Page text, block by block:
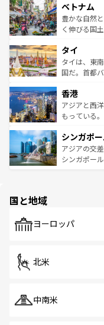
参照してほし
容にもいい
照してほし
き、地方に
できる。そ
まで、さま
リティに包
覧を参照し
ベトナム
豊かな自然
く伸びる国
急速な発展
ーチミン市
醸し出して
とつ。フォ
ひ現地で味
が旅行者を
参照してほし
タイ
タイは、東
国だ。首都
の活気が交
帯で自然と
いビーチで
激する。気
が待ってい
た文化、そ
香港
アジアと西
もっている
み、どこを
ており、効
うな絶景か
シンガポ
アジアの交
シンガポー
で、ホーカ
国と地域
ヨーロッパ
北米
中南米